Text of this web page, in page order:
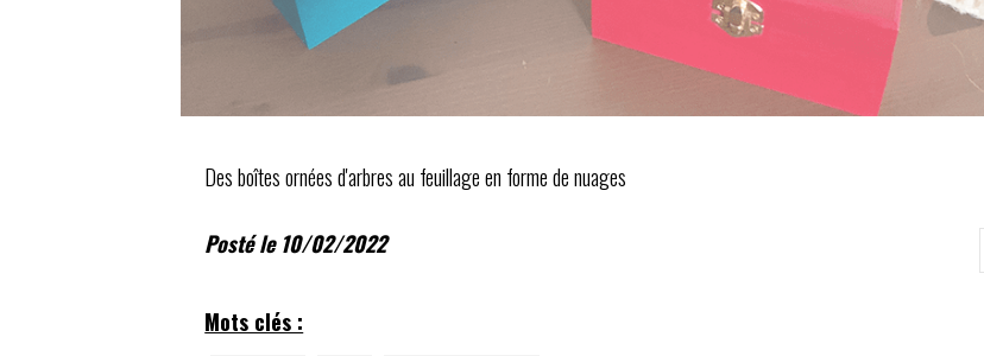
Des boîtes ornées d'arbres au feuillage en forme de nuages
Posté le 10/02/2022
Mots clés :